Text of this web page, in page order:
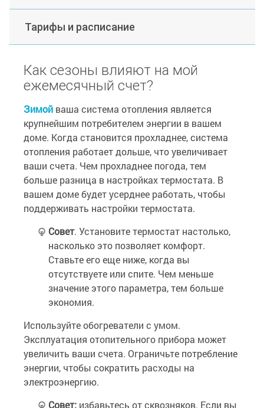
Тарифы и расписание
Как сезоны влияют на мой
ежемесячный счет?
Зимой ваша система отопления является
крупнейшим потребителем энергии в вашем
доме. Когда становится прохладнее, система
отопления работает дольше, что увеличивает
ваши счета. Чем прохладнее погода, тем
больше разница в настройках термостата. В
вашем доме будет усерднее работать, чтобы
поддерживать настройки термостата.
Совет. Установите термостат настолько,
насколько это позволяет комфорт.
Ставьте его еще ниже, когда вы
отсутствуете или спите. Чем меньше
значение этого параметра, тем больше
экономия.
Используйте обогреватели с умом.
Эксплуатация отопительного прибора может
увеличить ваши счета. Ограничьте потребление
энергии, чтобы сократить расходы на
электроэнергию.
Совет: избавьтесь от сквозняков. Если вы